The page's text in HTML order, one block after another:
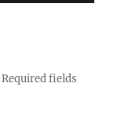
Required fields